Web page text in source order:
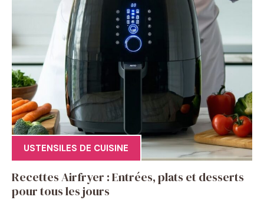
USTENSILES DE CUISINE
Recettes Airfryer : Entrées, plats et desserts
pour tous les jours